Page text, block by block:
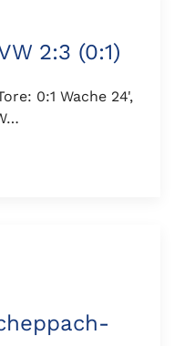
2:3 (0:1)
0:1 Wache 24',